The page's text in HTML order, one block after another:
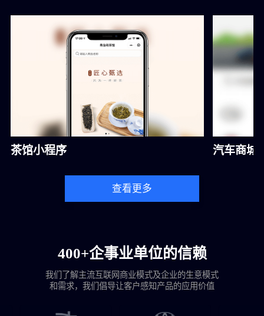
茶馆小程序 汽车商城
查看更多
400+企事业单位的信赖
我们了解主流互联网商业模式及企业的生意模式
和需求，我们倡导让客户感知产品的应用价值